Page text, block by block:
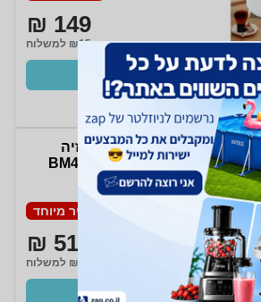
149 ₪
₪15 למשלוח
קנו עכשיו
ב- סטוק EXPRESS+
מתקן תליה לטלוויזיה
זרועות ברקן BM466XP
מחיר מיוחד
515 ₪
₪25 למשלוח
קנו עכשיו